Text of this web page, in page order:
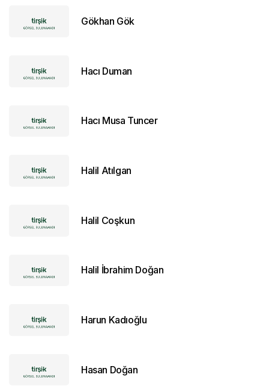
Gökhan Gök
Hacı Duman
Hacı Musa Tuncer
Halil Atılgan
Halil Coşkun
Halil İbrahim Doğan
Harun Kadıoğlu
Hasan Doğan